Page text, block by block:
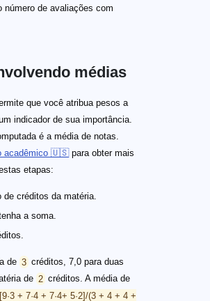
de avaliações com
médias
que você atribua pesos a
indicador de sua importância.
é a média de notas.
acadêmico 🇺🇸para obter mais
etapas:
de créditos da matéria.
a soma.
de 3 créditos, 7,0 para duas
de 2 créditos. A média de
+ 7·4 + 7·4+ 5·2]/(3 + 4 + 4 +